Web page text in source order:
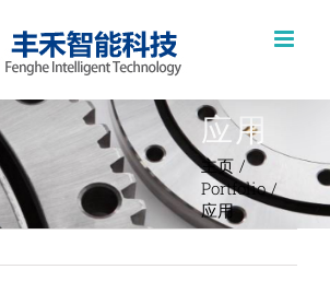
应用
主页
Portfolio
应用